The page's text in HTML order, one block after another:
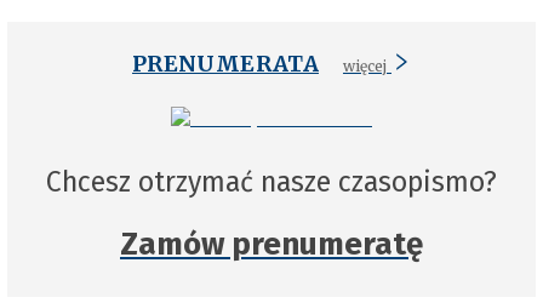
PRENUMERATA więcej
Chcesz otrzymać nasze czasopismo?
Zamów prenumeratę